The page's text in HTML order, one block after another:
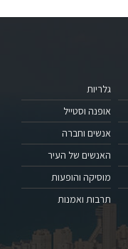
גלריות
אופנה וסטייל
אנשים וחברה
האנשים של העיר
מוסיקה והופעות
תרבות ואמנות